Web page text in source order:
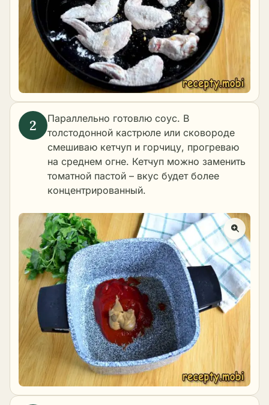
Параллельно готовлю соус. В
толстодонной кастрюле или сковороде
смешиваю кетчуп и горчицу, прогреваю
на среднем огне. Кетчуп можно заменить
томатной пастой – вкус будет более
концентрированный.